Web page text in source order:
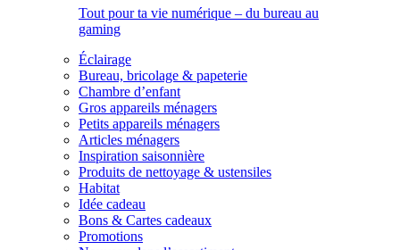
Tout pour ta vie numérique – du bureau au
gaming
Éclairage
Bureau, bricolage & papeterie
Chambre d’enfant
Gros appareils ménagers
Petits appareils ménagers
Articles ménagers
Inspiration saisonnière
Produits de nettoyage & ustensiles
Habitat
Idée cadeau
Bons & Cartes cadeaux
Promotions